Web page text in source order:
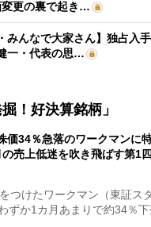
変更の裏で起き…
みんなで大家さん】独占入
一・代表の思…
！好決算銘柄」
価34％急落のワークマンに
の売上低迷を吹き飛ばす第1
つけたワークマン（東証ス
ずか1カ月あまりで約34％下